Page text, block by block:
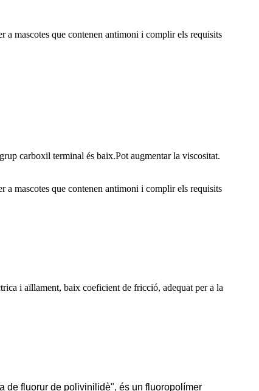
a mascotes que contenen antimoni i complir els requisits
carboxil terminal és baix.Pot augmentar la viscositat.
a mascotes que contenen antimoni i complir els requisits
i aïllament, baix coeficient de fricció, adequat per a la
de fluorur de polivinilidè", és un fluoropolímer